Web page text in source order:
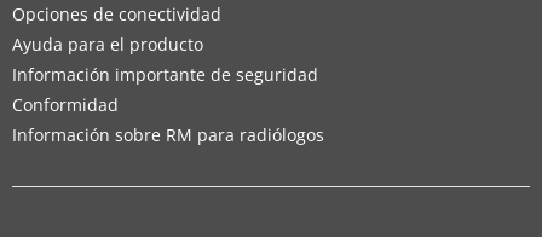
Opciones de conectividad
Ayuda para el producto
Información importante de seguridad
Conformidad
Información sobre RM para radiólogos